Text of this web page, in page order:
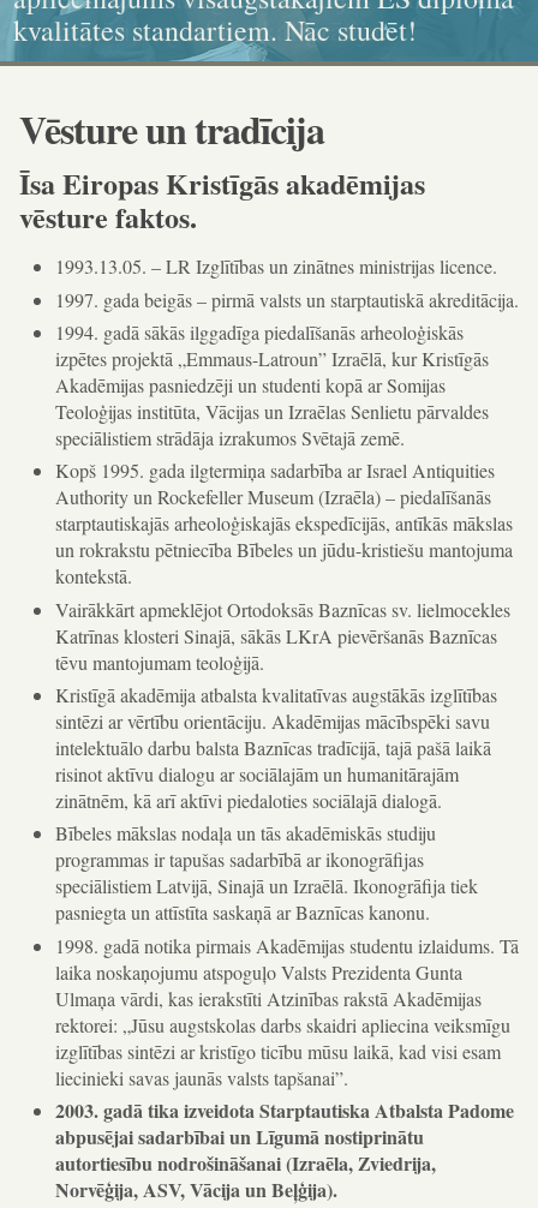
kvalitātes standartiem. Nāc studēt!
ikonogrāfija, grafika, kaligrāfija
dokumenta standartiem!
un karitatīvajā sociālajā darbā
Vēsture un tradīcija
Īsa Eiropas Kristīgās akadēmijas
vēsture faktos.
1993.13.05. – LR Izglītības un zinātnes ministrijas licence.
1997. gada beigās – pirmā valsts un starptautiskā akreditācija.
1994. gadā sākās ilggadīga piedalīšanās arheoloģiskās
izpētes projektā „Emmaus-Latroun” Izraēlā, kur Kristīgās
Akadēmijas pasniedzēji un studenti kopā ar Somijas
Teoloģijas institūta, Vācijas un Izraēlas Senlietu pārvaldes
speciālistiem strādāja izrakumos Svētajā zemē.
Kopš 1995. gada ilgtermiņa sadarbība ar Israel Antiquities
Authority un Rockefeller Museum (Izraēla) – piedalīšanās
starptautiskajās arheoloģiskajās ekspedīcijās, antīkās mākslas
un rokrakstu pētniecība Bībeles un jūdu-kristiešu mantojuma
kontekstā.
Vairākkārt apmeklējot Ortodoksās Baznīcas sv. lielmocekles
Katrīnas klosteri Sinajā, sākās LKrA pievēršanās Baznīcas
tēvu mantojumam teoloģijā.
Kristīgā akadēmija atbalsta kvalitatīvas augstākās izglītības
sintēzi ar vērtību orientāciju. Akadēmijas mācībspēki savu
intelektuālo darbu balsta Baznīcas tradīcijā, tajā pašā laikā
risinot aktīvu dialogu ar sociālajām un humanitārajām
zinātnēm, kā arī aktīvi piedaloties sociālajā dialogā.
Bībeles mākslas nodaļa un tās akadēmiskās studiju
programmas ir tapušas sadarbībā ar ikonogrāfijas
speciālistiem Latvijā, Sinajā un Izraēlā. Ikonogrāfija tiek
pasniegta un attīstīta saskaņā ar Baznīcas kanonu.
1998. gadā notika pirmais Akadēmijas studentu izlaidums. Tā
laika noskaņojumu atspoguļo Valsts Prezidenta Gunta
Ulmaņa vārdi, kas ierakstīti Atzinības rakstā Akadēmijas
rektorei: „Jūsu augstskolas darbs skaidri apliecina veiksmīgu
izglītības sintēzi ar kristīgo ticību mūsu laikā, kad visi esam
liecinieki savas jaunās valsts tapšanai”.
2003. gadā tika izveidota Starptautiska Atbalsta Padome
abpusējai sadarbībai un Līgumā nostiprinātu
autortiesību nodrošināšanai (Izraēla, Zviedrija,
Norvēģija, ASV, Vācija un Beļģija).